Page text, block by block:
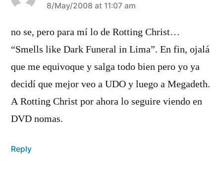
says:
8/May/2008 at 11:07 am
no se, pero para mí­ lo de Rotting Christ…
“Smells like Dark Funeral in Lima”. En fin, ojalá
que me equivoque y salga todo bien pero yo ya
decidí­ que mejor veo a UDO y luego a Megadeth.
A Rotting Christ por ahora lo seguire viendo en
DVD nomas.
Reply